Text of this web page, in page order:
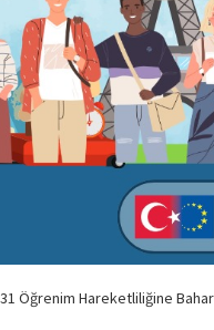
Öğrenim Hareketliliğine